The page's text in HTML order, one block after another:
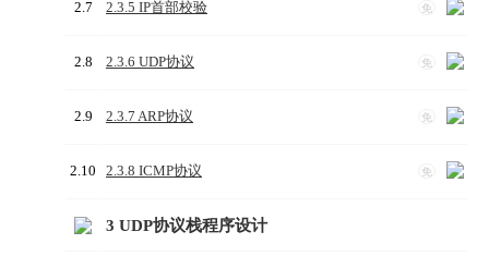
2.7 免
2.3.5 IP首部校验
2.8 免
2.3.6 UDP协议
2.9 免
2.3.7 ARP协议
2.10 免
2.3.8 ICMP协议
3 UDP协议栈程序设计